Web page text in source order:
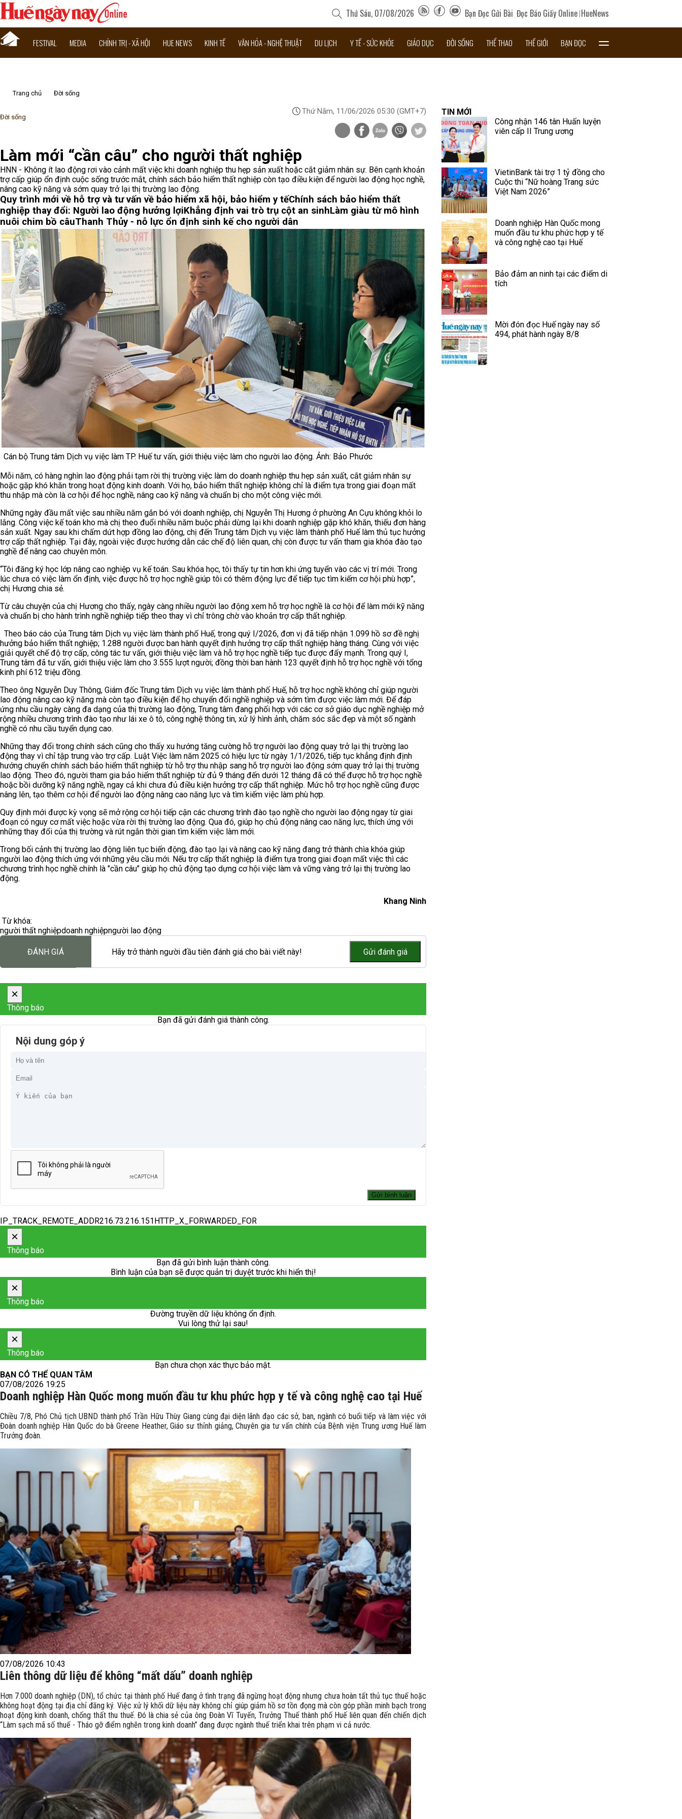
Thứ Sáu, 07/08/2026 Bạn Đọc Gửi Bài Đọc Báo Giấy Online HueNews
FESTIVAL MEDIA CHÍNH TRỊ - XÃ HỘI HUE NEWS KINH TẾ VĂN HÓA - NGHỆ THUẬT DU LỊCH Y TẾ - SỨC KHỎE GIÁO DỤC ĐỜI SỐNG THỂ THAO THẾ GIỚI BẠN ĐỌC
Trang chủ Đời sống
Đời sống
Thứ Năm, 11/06/2026 05:30 (GMT+7)
Làm mới “cần câu” cho người thất nghiệp
HNN - Không ít lao động rơi vào cảnh mất việc khi doanh nghiệp thu hẹp sản xuất hoặc cắt giảm nhân sự. Bên cạnh khoản
trợ cấp giúp ổn định cuộc sống trước mắt, chính sách bảo hiểm thất nghiệp còn tạo điều kiện để người lao động học nghề,
nâng cao kỹ năng và sớm quay trở lại thị trường lao động.
Quy trình mới về hỗ trợ và tư vấn về bảo hiểm xã hội, bảo hiểm y tếChính sách bảo hiểm thất
nghiệp thay đổi: Người lao động hưởng lợiKhẳng định vai trò trụ cột an sinhLàm giàu từ mô hình
nuôi chim bồ câuThanh Thủy - nỗ lực ổn định sinh kế cho người dân
Cán bộ Trung tâm Dịch vụ việc làm TP. Huế tư vấn, giới thiệu việc làm cho người lao động. Ảnh: Bảo Phước
Mỗi năm, có hàng nghìn lao động phải tạm rời thị trường việc làm do doanh nghiệp thu hẹp sản xuất, cắt giảm nhân sự
hoặc gặp khó khăn trong hoạt động kinh doanh. Với họ, bảo hiểm thất nghiệp không chỉ là điểm tựa trong giai đoạn mất
thu nhập mà còn là cơ hội để học nghề, nâng cao kỹ năng và chuẩn bị cho một công việc mới.
Những ngày đầu mất việc sau nhiều năm gắn bó với doanh nghiệp, chị Nguyễn Thị Hương ở phường An Cựu không khỏi lo
lắng. Công việc kế toán kho mà chị theo đuổi nhiều năm buộc phải dừng lại khi doanh nghiệp gặp khó khăn, thiếu đơn hàng
sản xuất. Ngay sau khi chấm dứt hợp đồng lao động, chị đến Trung tâm Dịch vụ việc làm thành phố Huế làm thủ tục hưởng
trợ cấp thất nghiệp. Tại đây, ngoài việc được hướng dẫn các chế độ liên quan, chị còn được tư vấn tham gia khóa đào tạo
nghề để nâng cao chuyên môn.
“Tôi đăng ký học lớp nâng cao nghiệp vụ kế toán. Sau khóa học, tôi thấy tự tin hơn khi ứng tuyển vào các vị trí mới. Trong
lúc chưa có việc làm ổn định, việc được hỗ trợ học nghề giúp tôi có thêm động lực để tiếp tục tìm kiếm cơ hội phù hợp”,
chị Hương chia sẻ.
Từ câu chuyện của chị Hương cho thấy, ngày càng nhiều người lao động xem hỗ trợ học nghề là cơ hội để làm mới kỹ năng
và chuẩn bị cho hành trình nghề nghiệp tiếp theo thay vì chỉ trông chờ vào khoản trợ cấp thất nghiệp.
Theo báo cáo của Trung tâm Dịch vụ việc làm thành phố Huế, trong quý I/2026, đơn vị đã tiếp nhận 1.099 hồ sơ đề nghị
hưởng bảo hiểm thất nghiệp; 1.288 người được ban hành quyết định hưởng trợ cấp thất nghiệp hàng tháng. Cùng với việc
giải quyết chế độ trợ cấp, công tác tư vấn, giới thiệu việc làm và hỗ trợ học nghề tiếp tục được đẩy mạnh. Trong quý I,
Trung tâm đã tư vấn, giới thiệu việc làm cho 3.555 lượt người; đồng thời ban hành 123 quyết định hỗ trợ học nghề với tổng
kinh phí 612 triệu đồng.
Theo ông Nguyễn Duy Thông, Giám đốc Trung tâm Dịch vụ việc làm thành phố Huế, hỗ trợ học nghề không chỉ giúp người
lao động nâng cao kỹ năng mà còn tạo điều kiện để họ chuyển đổi nghề nghiệp và sớm tìm được việc làm mới. Để đáp
ứng nhu cầu ngày càng đa dạng của thị trường lao động, Trung tâm đang phối hợp với các cơ sở giáo dục nghề nghiệp mở
rộng nhiều chương trình đào tạo như lái xe ô tô, công nghệ thông tin, xử lý hình ảnh, chăm sóc sắc đẹp và một số ngành
nghề có nhu cầu tuyển dụng cao.
Những thay đổi trong chính sách cũng cho thấy xu hướng tăng cường hỗ trợ người lao động quay trở lại thị trường lao
động thay vì chỉ tập trung vào trợ cấp. Luật Việc làm năm 2025 có hiệu lực từ ngày 1/1/2026, tiếp tục khẳng định định
hướng chuyển chính sách bảo hiểm thất nghiệp từ hỗ trợ thu nhập sang hỗ trợ người lao động sớm quay trở lại thị trường
lao động. Theo đó, người tham gia bảo hiểm thất nghiệp từ đủ 9 tháng đến dưới 12 tháng đã có thể được hỗ trợ học nghề
hoặc bồi dưỡng kỹ năng nghề, ngay cả khi chưa đủ điều kiện hưởng trợ cấp thất nghiệp. Mức hỗ trợ học nghề cũng được
nâng lên, tạo thêm cơ hội để người lao động nâng cao năng lực và tìm kiếm việc làm phù hợp.
Quy định mới được kỳ vọng sẽ mở rộng cơ hội tiếp cận các chương trình đào tạo nghề cho người lao động ngay từ giai
đoạn có nguy cơ mất việc hoặc vừa rời thị trường lao động. Qua đó, giúp họ chủ động nâng cao năng lực, thích ứng với
những thay đổi của thị trường và rút ngắn thời gian tìm kiếm việc làm mới.
Trong bối cảnh thị trường lao động liên tục biến động, đào tạo lại và nâng cao kỹ năng đang trở thành chìa khóa giúp
người lao động thích ứng với những yêu cầu mới. Nếu trợ cấp thất nghiệp là điểm tựa trong giai đoạn mất việc thì các
chương trình học nghề chính là "cần câu" giúp họ chủ động tạo dựng cơ hội việc làm và vững vàng trở lại thị trường lao
động.
Khang Ninh
Từ khóa:
người thất nghiệpdoanh nghiệpngười lao động
ĐÁNH GIÁ Hãy trở thành người đầu tiên đánh giá cho bài viết này!
×
Thông báo
Bạn đã gửi đánh giá thành công.
Nội dung góp ý
IP_TRACK_REMOTE_ADDR216.73.216.151HTTP_X_FORWARDED_FOR
×
Thông báo
Bạn đã gửi bình luận thành công.
Bình luận của bạn sẽ được quản trị duyệt trước khi hiển thị!
×
Thông báo
Đường truyền dữ liệu không ổn định.
Vui lòng thử lại sau!
×
Thông báo
Bạn chưa chọn xác thực bảo mật.
BẠN CÓ THỂ QUAN TÂM
07/08/2026 19:25
Doanh nghiệp Hàn Quốc mong muốn đầu tư khu phức hợp y tế và công nghệ cao tại Huế
Chiều 7/8, Phó Chủ tịch UBND thành phố Trần Hữu Thùy Giang cùng đại diện lãnh đạo các sở, ban, ngành có buổi tiếp và làm việc với
Đoàn doanh nghiệp Hàn Quốc do bà Greene Heather, Giáo sư thỉnh giảng, Chuyên gia tư vấn chính của Bệnh viện Trung ương Huế làm
Trưởng đoàn.
07/08/2026 10:43
Liên thông dữ liệu để không “mất dấu” doanh nghiệp
Hơn 7.000 doanh nghiệp (DN), tổ chức tại thành phố Huế đang ở tình trạng đã ngừng hoạt động nhưng chưa hoàn tất thủ tục thuế hoặc
không hoạt động tại địa chỉ đăng ký. Việc xử lý khối dữ liệu này không chỉ giúp giảm hồ sơ tồn đọng mà còn góp phần minh bạch trong
hoạt động kinh doanh, chống thất thu thuế. Đó là chia sẻ của ông Đoàn Vĩ Tuyến, Trưởng Thuế thành phố Huế liên quan đến chiến dịch
“Làm sạch mã số thuế - Tháo gỡ điểm nghẽn trong kinh doanh” đang được ngành thuế triển khai trên phạm vi cả nước.
TIN MỚI
Công nhận 146 tân Huấn luyện
viên cấp II Trung ương
VietinBank tài trợ 1 tỷ đồng cho
Cuộc thi “Nữ hoàng Trang sức
Việt Nam 2026”
Doanh nghiệp Hàn Quốc mong
muốn đầu tư khu phức hợp y tế
và công nghệ cao tại Huế
Bảo đảm an ninh tại các điểm di
tích
Mời đón đọc Huế ngày nay số
494, phát hành ngày 8/8